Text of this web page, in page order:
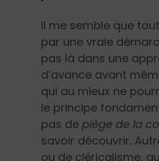
Il me semble que
par une vraie
pas là dans une
d’avance avant
qui au mieux ne
le principe
pas depiège de la
savoir découvrir.
ou de cléricalisme,